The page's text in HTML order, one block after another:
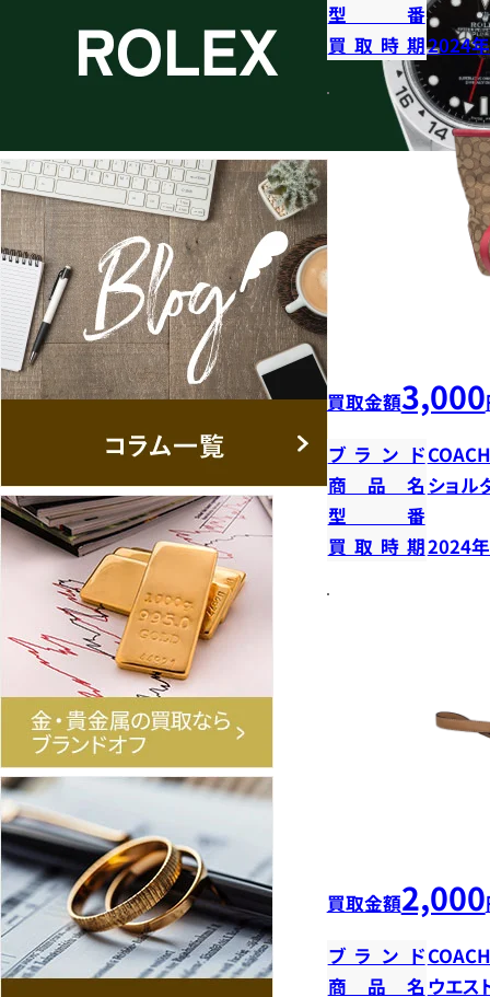
型番
買取時期2024
買取金額3,000
ブランドCOACH
商品名 ショル
型番
買取時期2024
買取金額2,000
ブランドCOACH
商品名 ウエス